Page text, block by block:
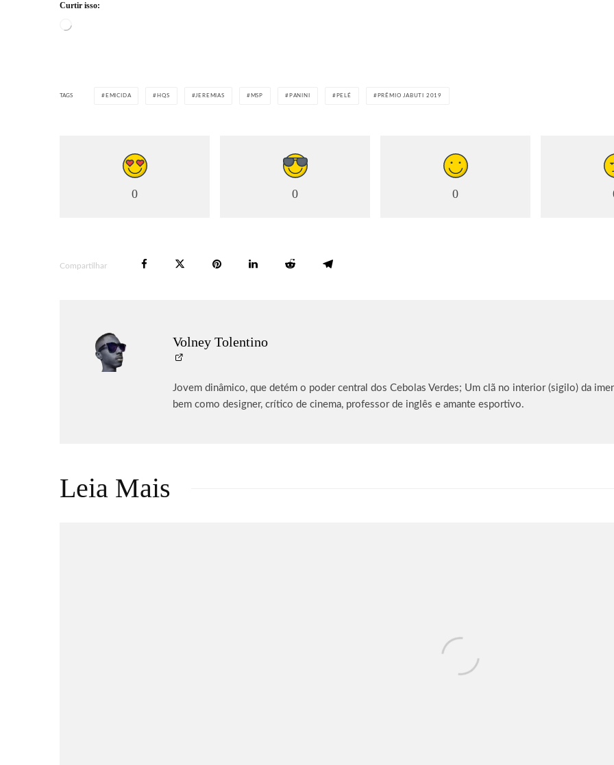
Curtir isso:
Carregando...
TAGS EMICIDA HQS JEREMIAS MSP PANINI PELÉ PRÊMIO JABUTI 2019
0 0 0
Compartilhar
Volney Tolentino
Jovem dinâmico, que detém o poder central dos Cebolas Verdes; Um clã no interior (sigilo) da
bem como designer, crítico de cinema, professor de inglês e amante esportivo.
Leia Mais